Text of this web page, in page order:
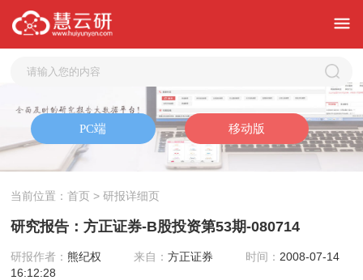
当前位置：首页 > 研报详细页
研究报告：方正证券-B股投资第53期-080714
研报作者：熊纪权 来自：方正证券 时间： 2008-07-14
16:12:28